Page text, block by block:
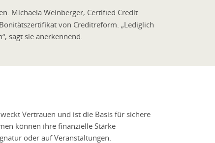
Michaela Weinberger, Certified Credit
von Creditreform. „Lediglich
sagt sie anerkennend.
Vertrauen und ist die Basis für sichere
können ihre finanzielle Stärke
oder auf Veranstaltungen.